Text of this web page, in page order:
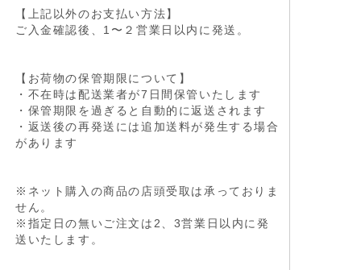
【上記以外のお支払い方法】
ご入金確認後、1〜２営業日以内に発送。
【お荷物の保管期限について】
・不在時は配送業者が7日間保管いたします
・保管期限を過ぎると自動的に返送されます
・返送後の再発送には追加送料が発生する場合
があります
※ネット購入の商品の店頭受取は承っておりま
せん。
※指定日の無いご注文は2、3営業日以内に発
送いたします。